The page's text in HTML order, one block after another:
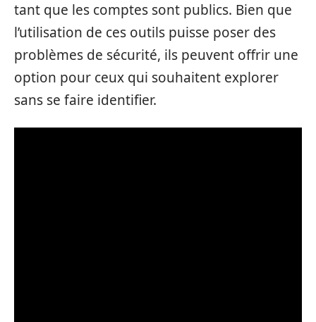
tant que les comptes sont publics. Bien que
l’utilisation de ces outils puisse poser des
problèmes de sécurité, ils peuvent offrir une
option pour ceux qui souhaitent explorer
sans se faire identifier.